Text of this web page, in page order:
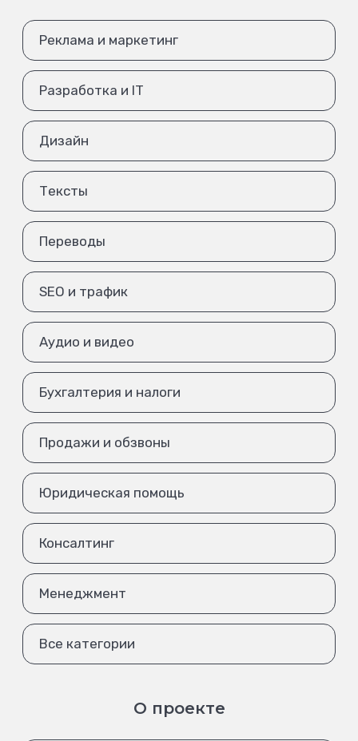
Реклама и маркетинг
Разработка и IT
Дизайн
Тексты
Переводы
SEO и трафик
Аудио и видео
Бухгалтерия и налоги
Продажи и обзвоны
Юридическая помощь
Консалтинг
Менеджмент
Все категории
О проекте